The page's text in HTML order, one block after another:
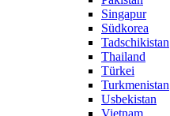
Singapur
Südkorea
Tadschikistan
Thailand
Türkei
Turkmenistan
Usbekistan